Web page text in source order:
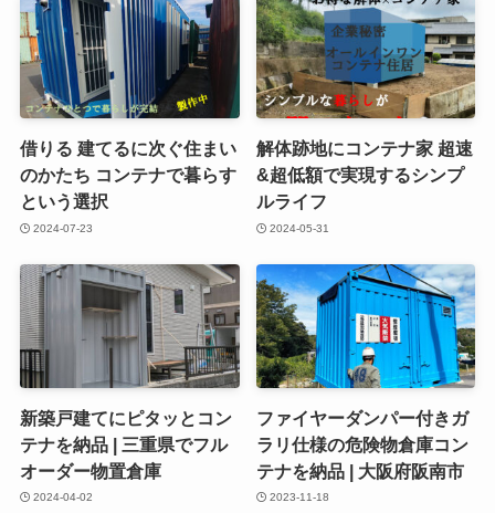
借りる 建てるに次ぐ住まい
のかたち コンテナで暮らす
という選択
2024-07-23
解体跡地にコンテナ家 超速
&超低額で実現するシンプ
ルライフ
2024-05-31
新築戸建てにピタッとコン
テナを納品 | 三重県でフル
オーダー物置倉庫
2024-04-02
ファイヤーダンパー付きガ
ラリ仕様の危険物倉庫コン
テナを納品 | 大阪府阪南市
2023-11-18